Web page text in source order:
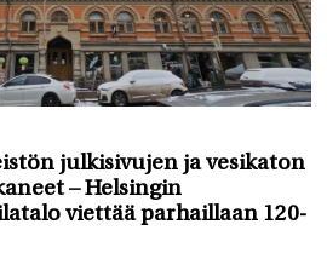
julkisivujen ja vesikaton
– Helsingin
viettää parhaillaan 120-